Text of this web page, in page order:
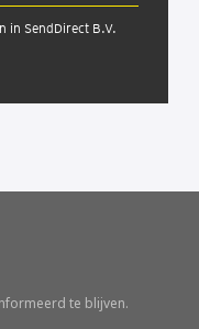
in SendDirect B.V.
te blijven.